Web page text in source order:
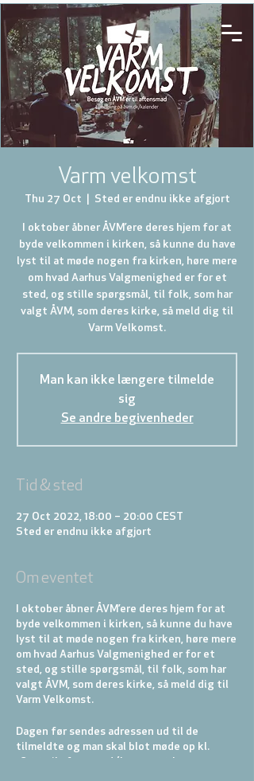
Varm velkomst
Thu 27 Oct Sted er endnu ikke afgjort
I oktober åbner ÅVM’ere deres hjem for at
byde velkommen i kirken, så kunne du have
lyst til at møde nogen fra kirken, høre mere
om hvad Aarhus Valgmenighed er for et
sted, og stille spørgsmål, til folk, som har
valgt ÅVM, som deres kirke, så meld dig til
Varm Velkomst.
Man kan ikke længere tilmelde
sig
Se andre begivenheder
Tid & sted
27 Oct 2022, 18:00 – 20:00 CEST
Sted er endnu ikke afgjort
Om eventet
I oktober åbner ÅVM’ere deres hjem for at
byde velkommen i kirken, så kunne du have
lyst til at møde nogen fra kirken, høre mere
om hvad Aarhus Valgmenighed er for et
sted, og stille spørgsmål, til folk, som har
valgt ÅVM, som deres kirke, så meld dig til
Varm Velkomst.
Dagen før sendes adressen ud til de
tilmeldte og man skal blot møde op kl.